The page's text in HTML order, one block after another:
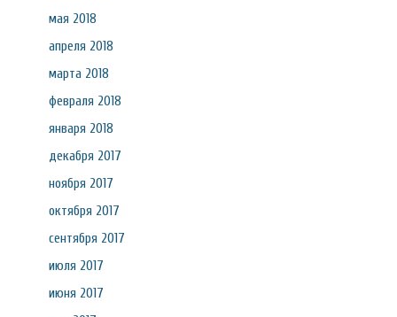
мая 2018
апреля 2018
марта 2018
февраля 2018
января 2018
декабря 2017
ноября 2017
октября 2017
сентября 2017
июля 2017
июня 2017